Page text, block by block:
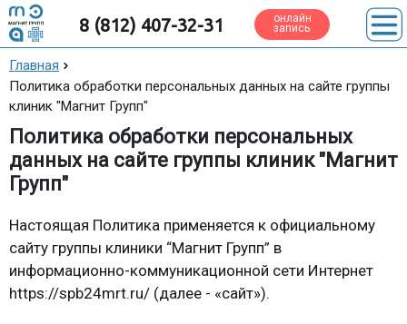
8 (812) 407-32-31 онлайн
запись
Главная
Политика обработки персональных данных на сайте группы
клиник "Магнит Групп"
Политика обработки персональных
данных на сайте группы клиник "Магнит
Групп"
Настоящая Политика применяется к официальному
сайту группы клиники “Магнит Групп” в
информационно-коммуникационной сети Интернет
https://spb24mrt.ru/ (далее - «сайт»).